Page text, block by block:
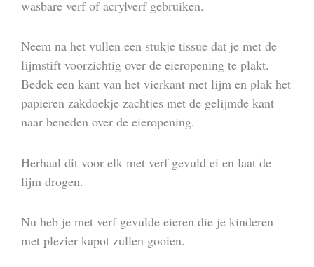
wasbare verf of acrylverf gebruiken.
Neem na het vullen een stukje tissue dat je met de
lijmstift voorzichtig over de eieropening te plakt.
Bedek een kant van het vierkant met lijm en plak het
papieren zakdoekje zachtjes met de gelijmde kant
naar beneden over de eieropening.
Herhaal dit voor elk met verf gevuld ei en laat de
lijm drogen.
Nu heb je met verf gevulde eieren die je kinderen
met plezier kapot zullen gooien.